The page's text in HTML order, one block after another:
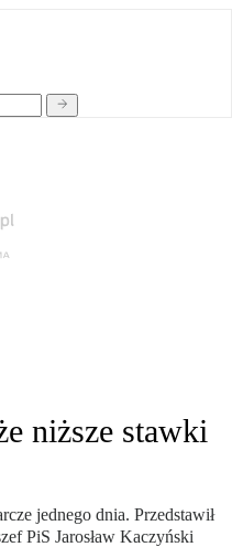
niższe stawki
jednego dnia. Przedstawił
PiS Jarosław Kaczyński